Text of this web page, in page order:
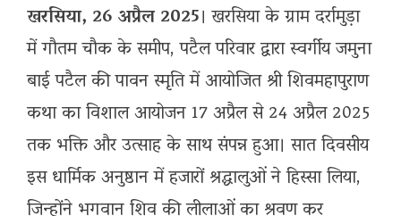
खरसिया, 26 अप्रैल 2025। खरसिया के ग्राम दर्रामुड़ा
में गौतम चौक के समीप, पटैल परिवार द्वारा स्वर्गीय जमुना
बाई पटैल की पावन स्मृति में आयोजित श्री शिवमहापुराण
कथा का विशाल आयोजन 17 अप्रैल से 24 अप्रैल 2025
तक भक्ति और उत्साह के साथ संपन्न हुआ। सात दिवसीय
इस धार्मिक अनुष्ठान में हजारों श्रद्धालुओं ने हिस्सा लिया,